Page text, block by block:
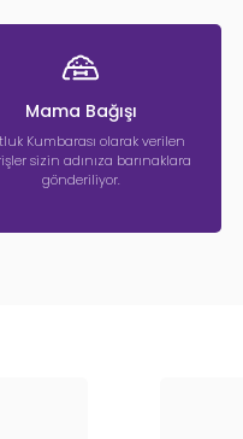
Mama Bağışı
Kumbarası olarak verilen
sizin adınıza barınaklara
gönderiliyor.